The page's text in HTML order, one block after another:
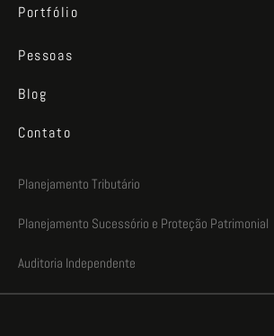
Portfólio
Pessoas
Blog
Contato
Planejamento Tributário
Planejamento Sucessório e Proteção Patrimonial
Auditoria Independente